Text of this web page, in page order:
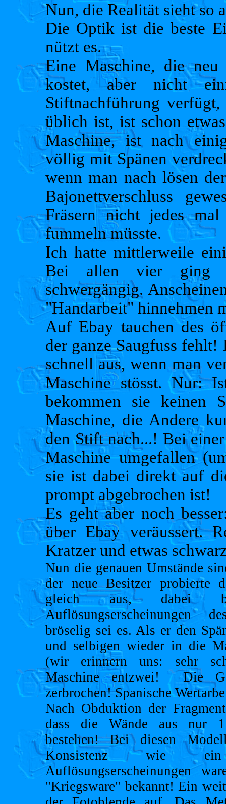
Nun, die Realität sieht so
Die Optik ist die beste
nützt es.
Eine Maschine, die
kostet, aber nicht
Stiftnachführung
üblich ist, ist schon
Maschine, ist nach
völlig mit Spänen
wenn man nach lösen
Bajonettverschluss
Fräsern nicht jedes
fummeln müsste.
Ich hatte mittlerweile
Bei allen vier ging
schwergängig.
"Handarbeit" hinnehmen
Auf Ebay tauchen des
der ganze Saugfuss fehlt!
schnell aus, wenn man
Maschine stösst. Nur:
bekommen sie keinen
Maschine, die Andere
den Stift nach...! Bei
Maschine umgefallen
sie ist dabei direkt auf
prompt abgebrochen ist!
Es geht aber noch
über Ebay veräussert.
Kratzer und etwas
Nun die genauen Umstände
der neue Besitzer probierte
gleich aus, dabei
Auflösungserscheinungen
bröselig sei es. Als er den
und selbigen wieder in die
(wir erinnern uns: sehr
Maschine entzwei! Die
zerbrochen! Spanische
Nach Obduktion der
dass die Wände aus nur
bestehen! Bei diesen
Konsistenz wie
Auflösungserscheinungen
"Kriegsware" bekannt! Ein